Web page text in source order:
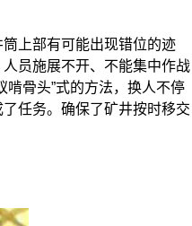
上部有可能出现错位的迹
员施展不开、不能集中作战
骨头”式的方法，换人不停
任务。确保了矿井按时移交